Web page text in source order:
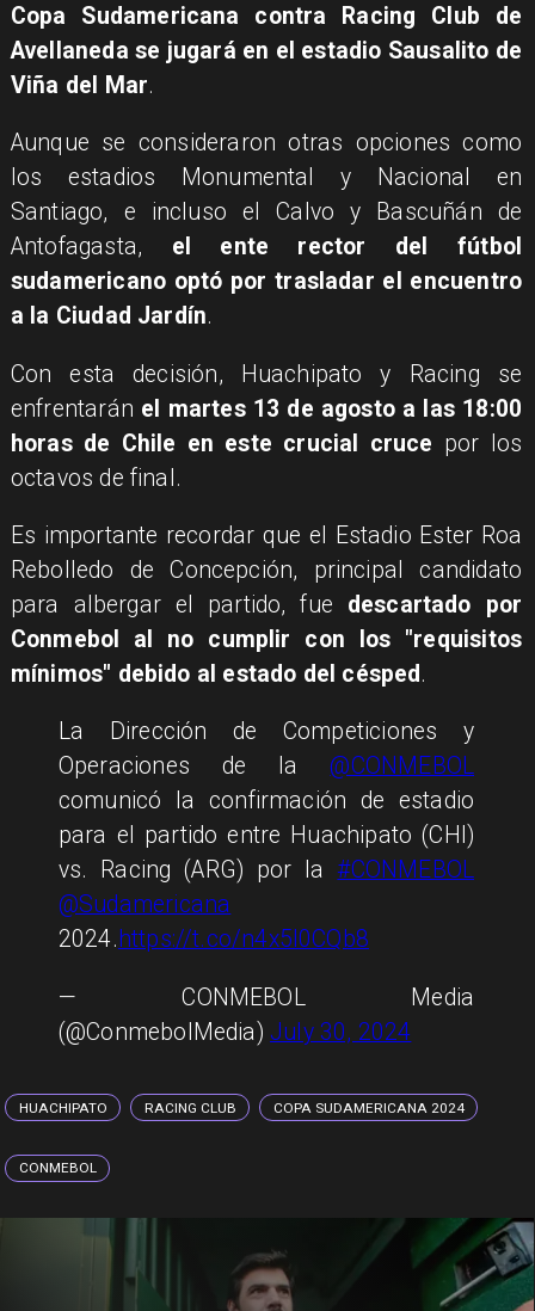
Copa Sudamericana contra Racing Club de
Avellaneda se jugará en el estadio Sausalito de
Viña del Mar.
Aunque se consideraron otras opciones como
los estadios Monumental y Nacional en
Santiago, e incluso el Calvo y Bascuñán de
Antofagasta, el ente rector del fútbol
sudamericano optó por trasladar el encuentro
a la Ciudad Jardín.
Con esta decisión, Huachipato y Racing se
enfrentarán el martes 13 de agosto a las 18:00
horas de Chile en este crucial cruce por los
octavos de final.
Es importante recordar que el Estadio Ester Roa
Rebolledo de Concepción, principal candidato
para albergar el partido, fue descartado por
Conmebol al no cumplir con los "requisitos
mínimos" debido al estado del césped .
La Dirección de Competiciones y
Operaciones de la@CONMEBOL
comunicó la confirmación de estadio
para el partido entre Huachipato (CHI)
vs. Racing (ARG) por la#CONMEBOL
@Sudamericana
2024. https://t.co/n4x5I0CQb8
— CONMEBOL Media
(@ConmebolMedia) July 30, 2024
HUACHIPATO RACING CLUB COPA SUDAMERICANA 2024
CONMEBOL